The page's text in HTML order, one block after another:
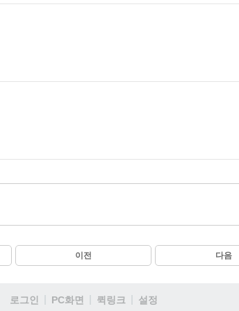
이전 다음
로그인 PC화면 퀵링크 설정